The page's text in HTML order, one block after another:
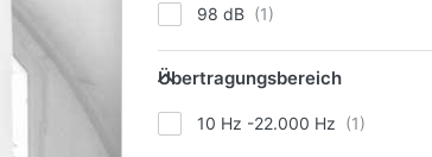
98 dB
Übertragungsbereich
Übertragungsbereich
10 Hz -22.000 Hz